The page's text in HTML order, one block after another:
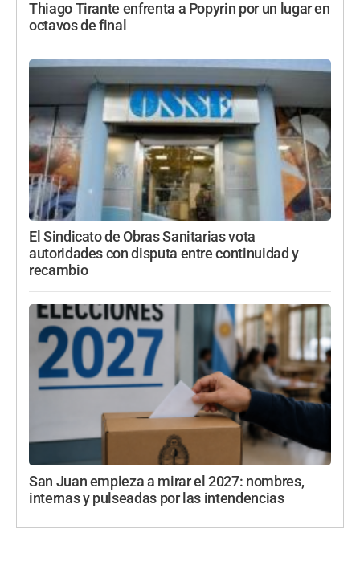
Thiago Tirante enfrenta a Popyrin por un lugar en
octavos de final
El Sindicato de Obras Sanitarias vota
autoridades con disputa entre continuidad y
recambio
San Juan empieza a mirar el 2027: nombres,
internas y pulseadas por las intendencias